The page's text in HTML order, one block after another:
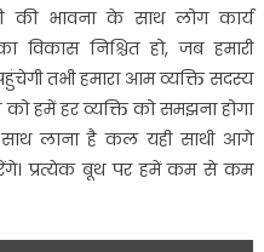
किया
गया……
की भावना के साथ लोग कार्य
विकास निश्चित हो, जब हमारी
तभी हमारा आम व्यक्ति सदस्य
को हमें हर व्यक्ति को समझना होगा
लाना है कल यही साथी आगे
प्रत्येक बूथ पर हमें कम से कम